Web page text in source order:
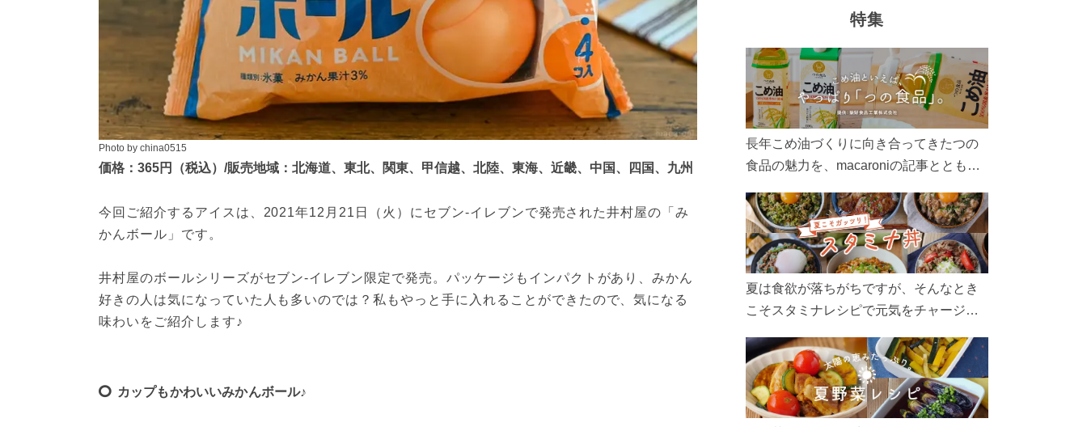
Photo by china0515
価格：365円（税込）/販売地域：北海道、東北、関東、甲信越、北陸、東海、近畿、中国、四国、九州
今回ご紹介するアイスは、2021年12月21日（火）にセブン-イレブンで発売された井村屋の「み
かんボール」です。
井村屋のボールシリーズがセブン-イレブン限定で発売。パッケージもインパクトがあり、みかん
好きの人は気になっていた人も多いのでは？私もやっと手に入れることができたので、気になる
味わいをご紹介します♪
カップもかわいいみかんボール♪
特集
長年こめ油づくりに向き合ってきたつの
食品の魅力を、macaroniの記事とともに
ん、製造現場や品質へのこだわりまで。
こめ油をもっと好きになるコンテンツを
ぜひお楽しみください。
夏は食欲が落ちがちですが、そんなとき
こそスタミナレシピで元気をチャージ！
リ食べて、夏バテを吹き飛ばしましょ
う！